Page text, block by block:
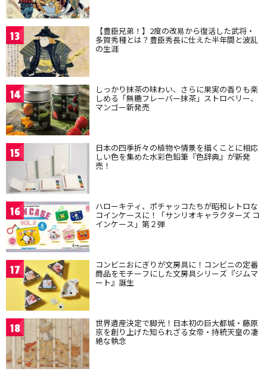
13 【豊臣兄弟！】2度の改易から復活した武将・
多賀秀種とは？豊臣秀長に仕えた半年間と波乱
の生涯
14 しっかり抹茶の味わい、さらに果実の香りも楽
しめる「無糖フレーバー抹茶」ストロベリー、
マンゴー新発売
15 日本の四季折々の植物や情景を描くことに相応
しい色を集めた水彩色鉛筆『色辞典』が新発
売！
16 ハローキティ、ポチャッコたちが昭和レトロな
コインケースに！「サンリオキャラクターズ コ
インケース」第２弾
17 コンビニおにぎりが文房具に！コンビニの定番
商品をモチーフにした文房具シリーズ『ジムマ
ート』誕生
18 世界遺産決定で脚光！日本初の巨大都城・藤原
京を創り上げた知られざる女帝・持統天皇の凄
絶な執念